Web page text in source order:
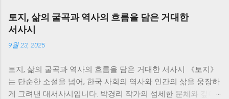
토지, 삶의 굴곡과 역사의 흐름을 담은 거대한
서사시
9월 23, 2025
토지, 삶의 굴곡과 역사의 흐름을 담은 거대한 서사시 《토지》
는 단순한 소설을 넘어, 한국 사회의 역사와 인간의 삶을 웅장하
게 그려낸 대서사시입니다. 박경리 작가의 섬세한 문체와 깊이